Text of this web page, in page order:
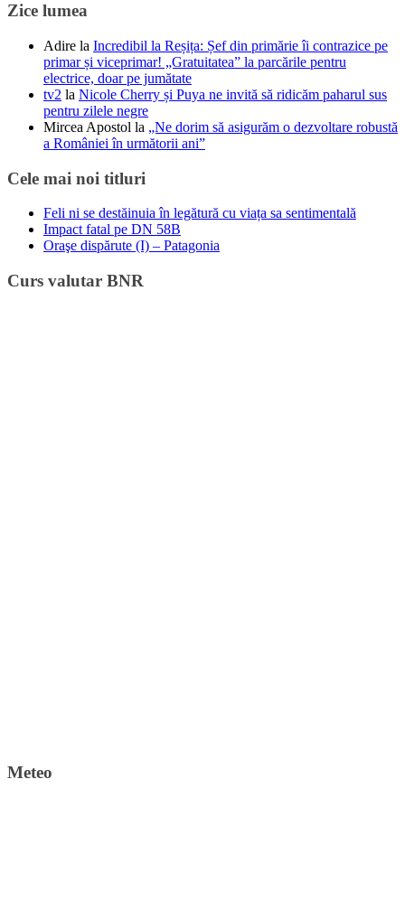
Zice lumea
Adire la Incredibil la Reșița: Șef din primărie îi contrazice pe
primar și viceprimar! „Gratuitatea” la parcările pentru
electrice, doar pe jumătate
tv2 la Nicole Cherry și Puya ne invită să ridicăm paharul sus
pentru zilele negre
Mircea Apostol la „Ne dorim să asigurăm o dezvoltare robustă
a României în următorii ani”
Cele mai noi titluri
Feli ni se destăinuia în legătură cu viața sa sentimentală
Impact fatal pe DN 58B
Oraşe dispărute (I) – Patagonia
Curs valutar BNR
Meteo